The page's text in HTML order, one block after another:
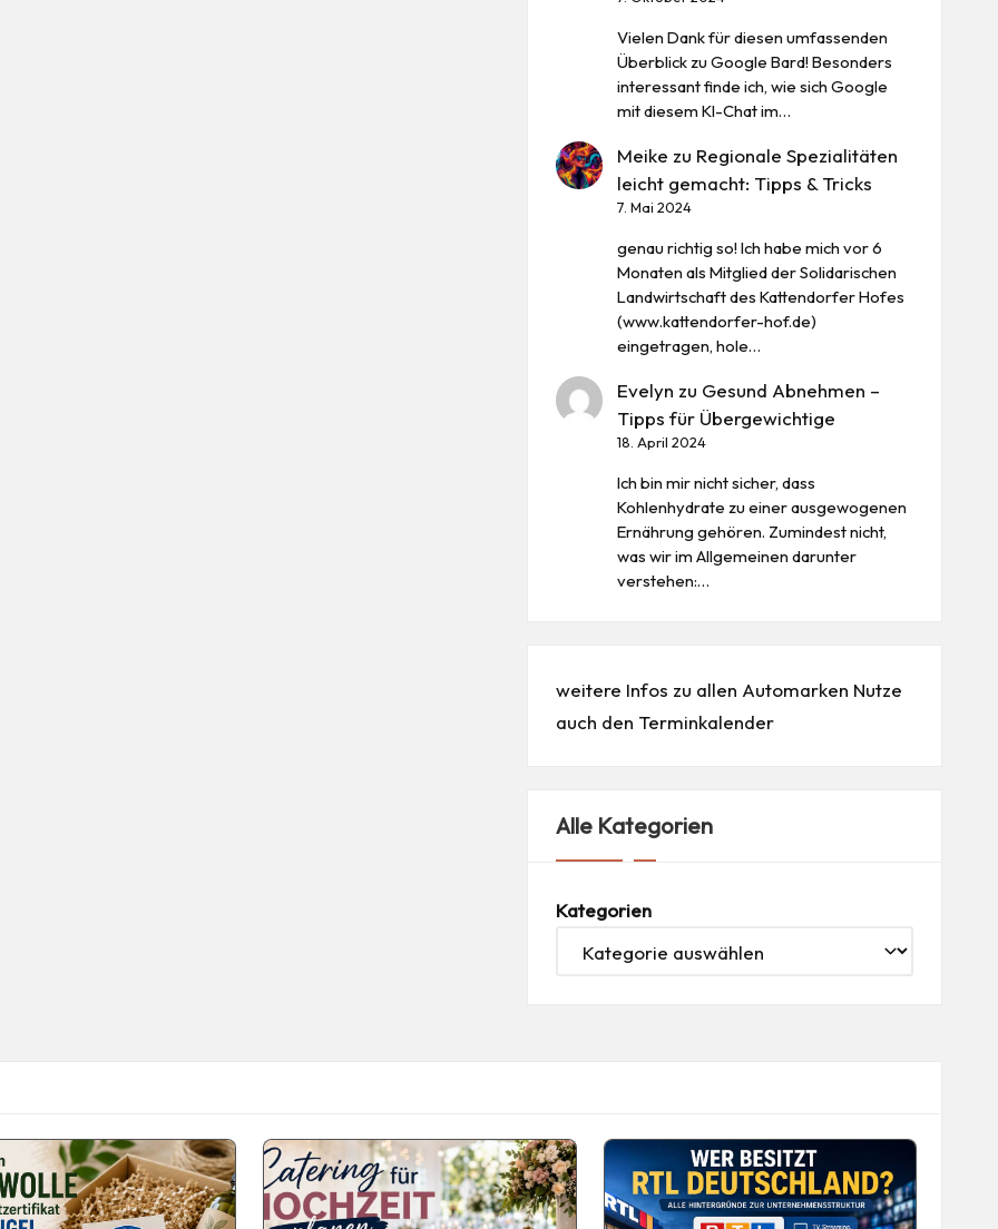
Vielen Dank für diesen umfassenden
Überblick zu Google Bard! Besonders
interessant finde ich, wie sich Google
mit diesem KI-Chat im…
Meike zu Regionale Spezialitäten
leicht gemacht: Tipps & Tricks
7. Mai 2024
genau richtig so! Ich habe mich vor 6
Monaten als Mitglied der Solidarischen
Landwirtschaft des Kattendorfer Hofes
(www.kattendorfer-hof.de)
eingetragen, hole…
Evelyn zu Gesund Abnehmen –
Tipps für Übergewichtige
18. April 2024
Ich bin mir nicht sicher, dass
Kohlenhydrate zu einer ausgewogenen
Ernährung gehören. Zumindest nicht,
was wir im Allgemeinen darunter
verstehen:…
weitere Infos zu allen Automarken Nutze
auch den Terminkalender
Alle Kategorien
Kategorien